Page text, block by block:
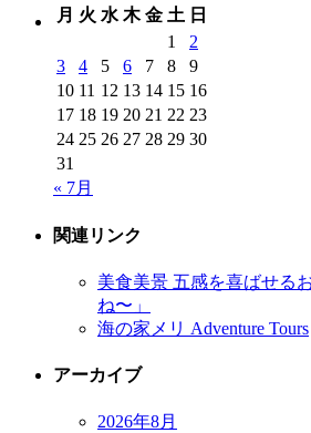
月 火 水 木 金 土 日
1
2
3
4 5 6 7 8
9
10 11 12 13 14 15 16
17 18 19 20 21 22 23
24 25 26 27 28 29 30
31
« 7月
関連リンク
美食美景 五感を喜ばせる
ね〜」
海の家メリ Adventure Tours
アーカイブ
2026年8月